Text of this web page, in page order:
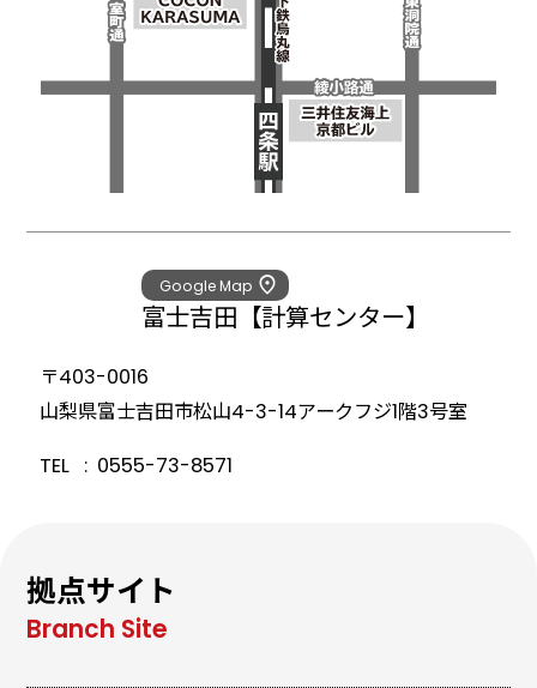
Google Map
富士吉田 【計算センター】
〒403-0016
山梨県富士吉田市松山4-3-14アークフジ1階3号室
TEL
0555-73-8571
拠点サイト